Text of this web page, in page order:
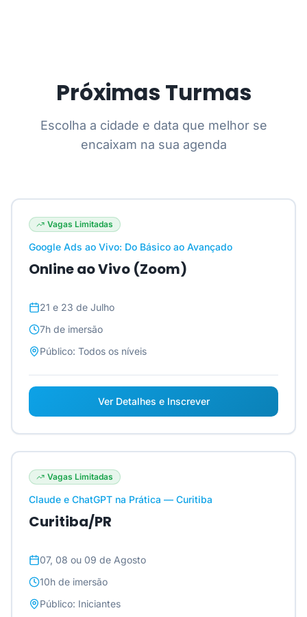
Próximas Turmas
Escolha a cidade e data que melhor se
encaixam na sua agenda
Vagas Limitadas
Google Ads ao Vivo: Do Básico ao Avançado
Online ao Vivo (Zoom)
21 e 23 de Julho
7h de imersão
Público: Todos os níveis
Ver Detalhes e Inscrever
Vagas Limitadas
Claude e ChatGPT na Prática — Curitiba
Curitiba/PR
07, 08 ou 09 de Agosto
10h de imersão
Público: Iniciantes